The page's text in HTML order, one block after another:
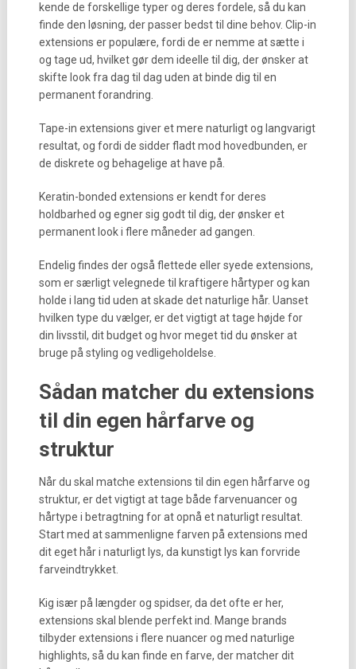
kende de forskellige typer og deres fordele, så du kan
finde den løsning, der passer bedst til dine behov. Clip-in
extensions er populære, fordi de er nemme at sætte i
og tage ud, hvilket gør dem ideelle til dig, der ønsker at
skifte look fra dag til dag uden at binde dig til en
permanent forandring.
Tape-in extensions giver et mere naturligt og langvarigt
resultat, og fordi de sidder fladt mod hovedbunden, er
de diskrete og behagelige at have på.
Keratin-bonded extensions er kendt for deres
holdbarhed og egner sig godt til dig, der ønsker et
permanent look i flere måneder ad gangen.
Endelig findes der også flettede eller syede extensions,
som er særligt velegnede til kraftigere hårtyper og kan
holde i lang tid uden at skade det naturlige hår. Uanset
hvilken type du vælger, er det vigtigt at tage højde for
din livsstil, dit budget og hvor meget tid du ønsker at
bruge på styling og vedligeholdelse.
Sådan matcher du extensions
til din egen hårfarve og
struktur
Når du skal matche extensions til din egen hårfarve og
struktur, er det vigtigt at tage både farvenuancer og
hårtype i betragtning for at opnå et naturligt resultat.
Start med at sammenligne farven på extensions med
dit eget hår i naturligt lys, da kunstigt lys kan forvride
farveindtrykket.
Kig især på længder og spidser, da det ofte er her,
extensions skal blende perfekt ind. Mange brands
tilbyder extensions i flere nuancer og med naturlige
highlights, så du kan finde en farve, der matcher dit